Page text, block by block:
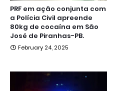
PRF em ação conjunta com
a Polícia Civil apreende
80kg de cocaína em São
José de Piranhas-PB.
February 24, 2025